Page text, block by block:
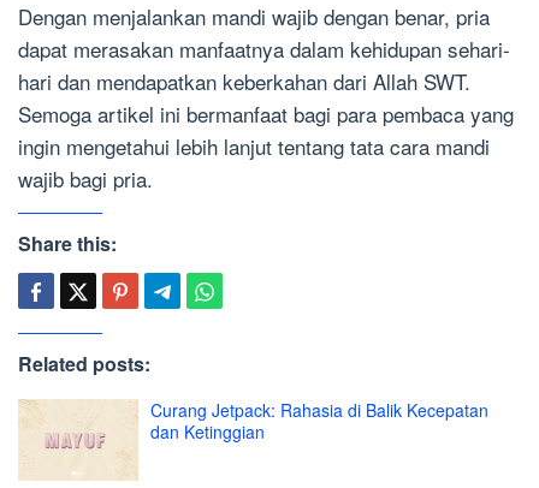
Dengan menjalankan mandi wajib dengan benar, pria
dapat merasakan manfaatnya dalam kehidupan sehari-
hari dan mendapatkan keberkahan dari Allah SWT.
Semoga artikel ini bermanfaat bagi para pembaca yang
ingin mengetahui lebih lanjut tentang tata cara mandi
wajib bagi pria.
Share this:
Related posts:
Curang Jetpack: Rahasia di Balik Kecepatan
dan Ketinggian